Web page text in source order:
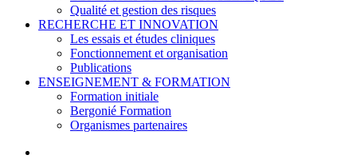
Qualité et gestion des risques
RECHERCHE ET INNOVATION
Les essais et études cliniques
Fonctionnement et organisation
Publications
ENSEIGNEMENT & FORMATION
Formation initiale
Bergonié Formation
Organismes partenaires